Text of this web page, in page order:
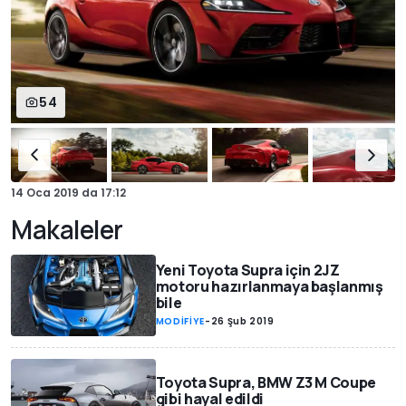
54
14 Oca 2019 da 17:12
Makaleler
Yeni Toyota Supra için 2JZ
motoru hazırlanmaya başlanmış
bile
MODİFİYE- 26 Şub 2019
Toyota Supra, BMW Z3 M Coupe
gibi hayal edildi